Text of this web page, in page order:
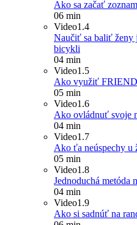
Ako sa začať
06 min
Video1.4
Naučiť sa baliť ženy
bicykli
04 min
Video1.5
Ako využiť
05 min
Video1.6
Ako ovládnuť svoje
04 min
Video1.7
Ako ťa neúspechy u
05 min
Video1.8
Jednoduchá metóda
04 min
Video1.9
Ako si sadnúť na